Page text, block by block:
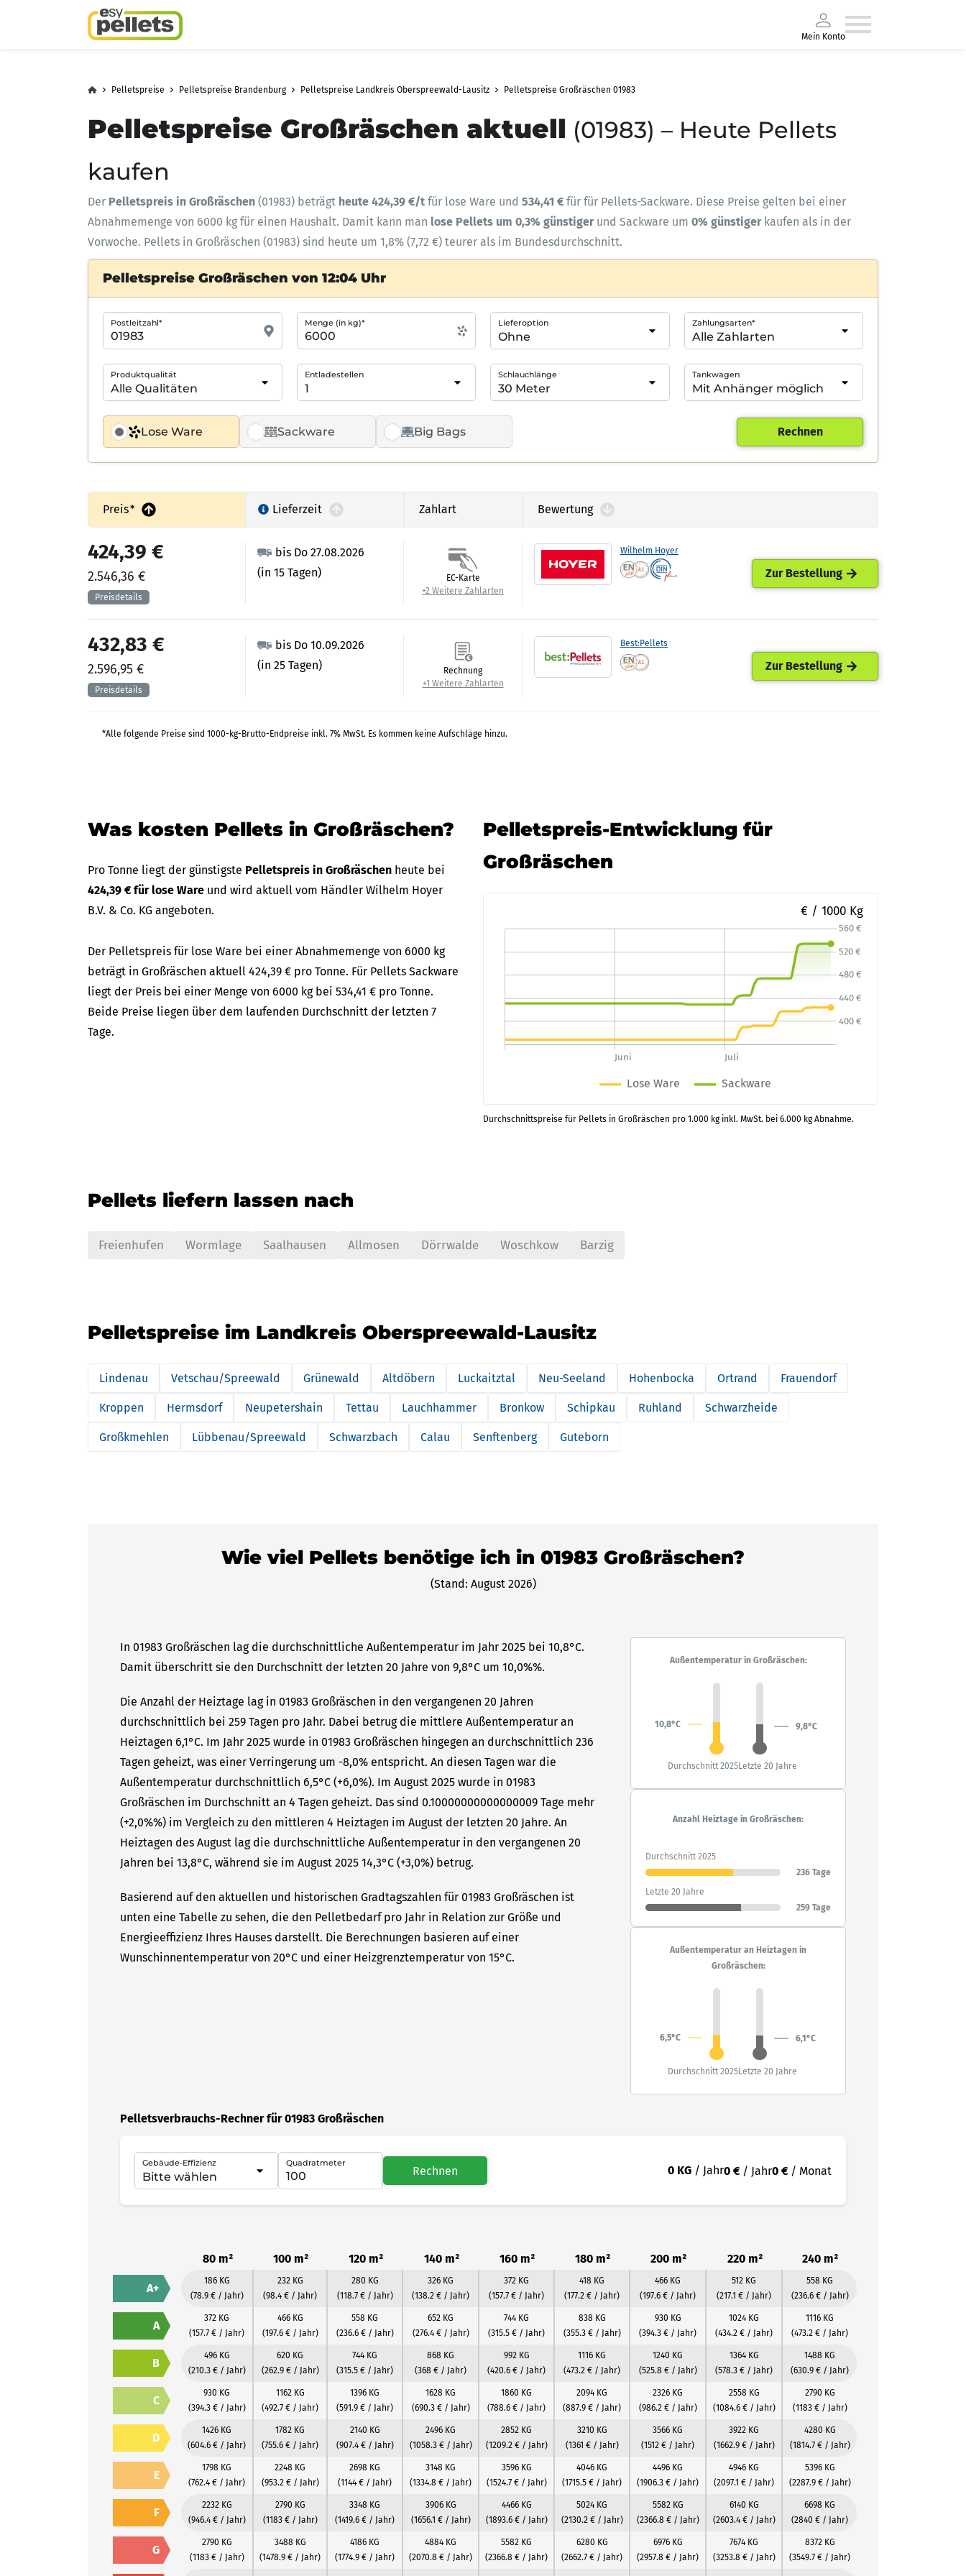
Mein Konto
Pelletspreise Pelletspreise Brandenburg Pelletspreise Landkreis Oberspreewald-Lausitz Pelletspreise Großräschen 01983
Pelletspreise Großräschen aktuell (01983) – Heute Pellets
kaufen
Der Pelletspreis in Großräschen (01983) beträgt heute 424,39 €/t für lose Ware und 534,41 € für für Pellets-Sackware. Diese Preise gelten bei einer
Abnahmemenge von 6000 kg für einen Haushalt. Damit kann man lose Pellets um 0,3% günstiger und Sackware um 0% günstigerkaufen als in der
Vorwoche. Pellets in Großräschen (01983) sind heute um 1,8% (7,72 €) teurer als im Bundesdurchschnitt.
Pelletspreise Großräschen von 12:04 Uhr
Lose Ware Sackware Big Bags
Postleitzahl* Menge (in kg)* Lieferoption Zahlungsarten*
Produktqualität Entladestellen Schlauchlänge Tankwagen
Rechnen
Preis* Lieferzeit Zahlart Bewertung
Wilhelm Hoyer
bis Do 27.08.2026
(in 15 Tagen)
424,39 €
2.546,36 €
EC-Karte
+2 Weitere Zahlarten
Zur Bestellung
Best:Pellets
bis Do 10.09.2026
(in 25 Tagen)
432,83 €
2.596,95 €
Rechnung
+1 Weitere Zahlarten
Zur Bestellung
*Alle folgende Preise sind 1000-kg-Brutto-Endpreise inkl. 7% MwSt. Es kommen keine Aufschläge hinzu.
Was kosten Pellets in Großräschen?
Pro Tonne liegt der günstigste Pelletspreis in Großräschen heute bei
424,39 € für lose Ware und wird aktuell vom Händler Wilhelm Hoyer
B.V. & Co. KG angeboten.
Der Pelletspreis für lose Ware bei einer Abnahmemenge von 6000 kg
beträgt in Großräschen aktuell 424,39 € pro Tonne. Für Pellets Sackware
liegt der Preis bei einer Menge von 6000 kg bei 534,41 € pro Tonne.
Beide Preise liegen über dem laufenden Durchschnitt der letzten 7
Tage.
Pelletspreis-Entwicklung für
Großräschen
€ / 1000 Kg
Durchschnittspreise für Pellets in Großräschen pro 1.000 kg inkl. MwSt. bei 6.000 kg Abnahme.
Pellets liefern lassen nach
Freienhufen Wormlage Saalhausen Allmosen Dörrwalde Woschkow Barzig
Pelletspreise im Landkreis Oberspreewald-Lausitz
Lindenau Vetschau/Spreewald Grünewald Altdöbern Luckaitztal Neu-Seeland Hohenbocka Ortrand Frauendorf
Kroppen Hermsdorf Neupetershain Tettau Lauchhammer Bronkow Schipkau Ruhland Schwarzheide
Großkmehlen Lübbenau/Spreewald Schwarzbach Calau Senftenberg Guteborn
Wie viel Pellets benötige ich in 01983 Großräschen?
(Stand: August 2026)
In 01983 Großräschen lag die durchschnittliche Außentemperatur im Jahr 2025 bei 10,8°C.
Damit überschritt sie den Durchschnitt der letzten 20 Jahre von 9,8°C um 10,0%%.
Die Anzahl der Heiztage lag in 01983 Großräschen in den vergangenen 20 Jahren
durchschnittlich bei 259 Tagen pro Jahr. Dabei betrug die mittlere Außentemperatur an
Heiztagen 6,1°C. Im Jahr 2025 wurde in 01983 Großräschen hingegen an durchschnittlich 236
Tagen geheizt, was einer Verringerung um -8,0% entspricht. An diesen Tagen war die
Außentemperatur durchschnittlich 6,5°C (+6,0%). Im August 2025 wurde in 01983
Großräschen im Durchschnitt an 4 Tagen geheizt. Das sind 0.10000000000000009 Tage mehr
(+2,0%%) im Vergleich zu den mittleren 4 Heiztagen im August der letzten 20 Jahre. An
Heiztagen des August lag die durchschnittliche Außentemperatur in den vergangenen 20
Jahren bei 13,8°C, während sie im August 2025 14,3°C (+3,0%) betrug.
Basierend auf den aktuellen und historischen Gradtagszahlen für 01983 Großräschen ist
unten eine Tabelle zu sehen, die den Pelletbedarf pro Jahr in Relation zur Größe und
Energieeffizienz Ihres Hauses darstellt. Die Berechnungen basieren auf einer
Wunschinnentemperatur von 20°C und einer Heizgrenztemperatur von 15°C.
Außentemperatur in Großräschen:
10,8°C 9,8°C
Durchschnitt 2025Letzte 20 Jahre
Anzahl Heiztage in Großräschen:
Durchschnitt 2025
236 Tage
Letzte 20 Jahre
259 Tage
Außentemperatur an Heiztagen in
Großräschen:
6,5°C 6,1°C
Durchschnitt 2025Letzte 20 Jahre
Pelletsverbrauchs-Rechner für 01983 Großräschen
Gebäude-Effizienz Quadratmeter
Rechnen 0 KG / Jahr0 € / Jahr0 € / Monat
80 m² 100 m² 120 m² 140 m² 160 m² 180 m² 200 m² 220 m² 240 m²
A+
186 KG
(78.9 € / Jahr)
232 KG
(98.4 € / Jahr)
280 KG
(118.7 € / Jahr)
326 KG
(138.2 € / Jahr)
372 KG
(157.7 € / Jahr)
418 KG
(177.2 € / Jahr)
466 KG
(197.6 € / Jahr)
512 KG
(217.1 € / Jahr)
558 KG
(236.6 € / Jahr)
A
372 KG
(157.7 € / Jahr)
466 KG
(197.6 € / Jahr)
558 KG
(236.6 € / Jahr)
652 KG
(276.4 € / Jahr)
744 KG
(315.5 € / Jahr)
838 KG
(355.3 € / Jahr)
930 KG
(394.3 € / Jahr)
1024 KG
(434.2 € / Jahr)
1116 KG
(473.2 € / Jahr)
B
496 KG
(210.3 € / Jahr)
620 KG
(262.9 € / Jahr)
744 KG
(315.5 € / Jahr)
868 KG
(368 € / Jahr)
992 KG
(420.6 € / Jahr)
1116 KG
(473.2 € / Jahr)
1240 KG
(525.8 € / Jahr)
1364 KG
(578.3 € / Jahr)
1488 KG
(630.9 € / Jahr)
C
930 KG
(394.3 € / Jahr)
1162 KG
(492.7 € / Jahr)
1396 KG
(591.9 € / Jahr)
1628 KG
(690.3 € / Jahr)
1860 KG
(788.6 € / Jahr)
2094 KG
(887.9 € / Jahr)
2326 KG
(986.2 € / Jahr)
2558 KG
(1084.6 € / Jahr)
2790 KG
(1183 € / Jahr)
D
1426 KG
(604.6 € / Jahr)
1782 KG
(755.6 € / Jahr)
2140 KG
(907.4 € / Jahr)
2496 KG
(1058.3 € / Jahr)
2852 KG
(1209.2 € / Jahr)
3210 KG
(1361 € / Jahr)
3566 KG
(1512 € / Jahr)
3922 KG
(1662.9 € / Jahr)
4280 KG
(1814.7 € / Jahr)
E
1798 KG
(762.4 € / Jahr)
2248 KG
(953.2 € / Jahr)
2698 KG
(1144 € / Jahr)
3148 KG
(1334.8 € / Jahr)
3596 KG
(1524.7 € / Jahr)
4046 KG
(1715.5 € / Jahr)
4496 KG
(1906.3 € / Jahr)
4946 KG
(2097.1 € / Jahr)
5396 KG
(2287.9 € / Jahr)
F
2232 KG
(946.4 € / Jahr)
2790 KG
(1183 € / Jahr)
3348 KG
(1419.6 € / Jahr)
3906 KG
(1656.1 € / Jahr)
4466 KG
(1893.6 € / Jahr)
5024 KG
(2130.2 € / Jahr)
5582 KG
(2366.8 € / Jahr)
6140 KG
(2603.4 € / Jahr)
6698 KG
(2840 € / Jahr)
G
2790 KG
(1183 € / Jahr)
3488 KG
(1478.9 € / Jahr)
4186 KG
(1774.9 € / Jahr)
4884 KG
(2070.8 € / Jahr)
5582 KG
(2366.8 € / Jahr)
6280 KG
(2662.7 € / Jahr)
6976 KG
(2957.8 € / Jahr)
7674 KG
(3253.8 € / Jahr)
8372 KG
(3549.7 € / Jahr)